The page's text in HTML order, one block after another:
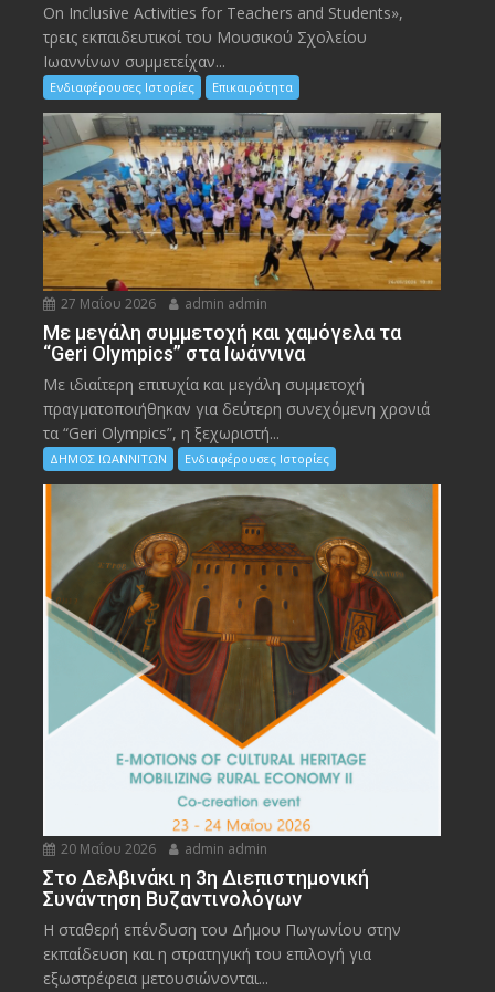
On Inclusive Activities for Teachers and Students»,
τρεις εκπαιδευτικοί του Μουσικού Σχολείου
Ιωαννίνων συμμετείχαν...
Ενδιαφέρουσες Ιστορίες Επικαιρότητα
27 Μαΐου 2026 admin admin
Με μεγάλη συμμετοχή και χαμόγελα τα
“Geri Olympics” στα Ιωάννινα
Με ιδιαίτερη επιτυχία και μεγάλη συμμετοχή
πραγματοποιήθηκαν για δεύτερη συνεχόμενη χρονιά
τα “Geri Olympics”, η ξεχωριστή...
ΔΗΜΟΣ ΙΩΑΝΝΙΤΩΝ Ενδιαφέρουσες Ιστορίες
20 Μαΐου 2026 admin admin
Στο Δελβινάκι η 3η Διεπιστημονική
Συνάντηση Βυζαντινολόγων
Η σταθερή επένδυση του Δήμου Πωγωνίου στην
εκπαίδευση και η στρατηγική του επιλογή για
εξωστρέφεια μετουσιώνονται...